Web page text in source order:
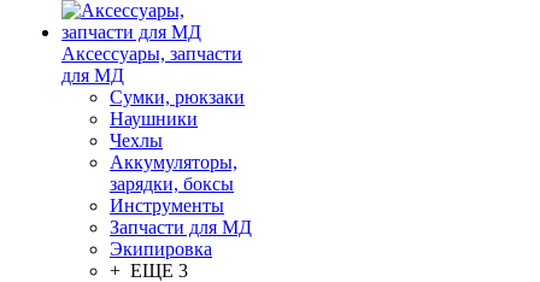
Аксессуары, запчасти
для МД
Сумки, рюкзаки
Наушники
Чехлы
Аккумуляторы,
зарядки, боксы
Инструменты
Запчасти для МД
Экипировка
+ ЕЩЕ 3